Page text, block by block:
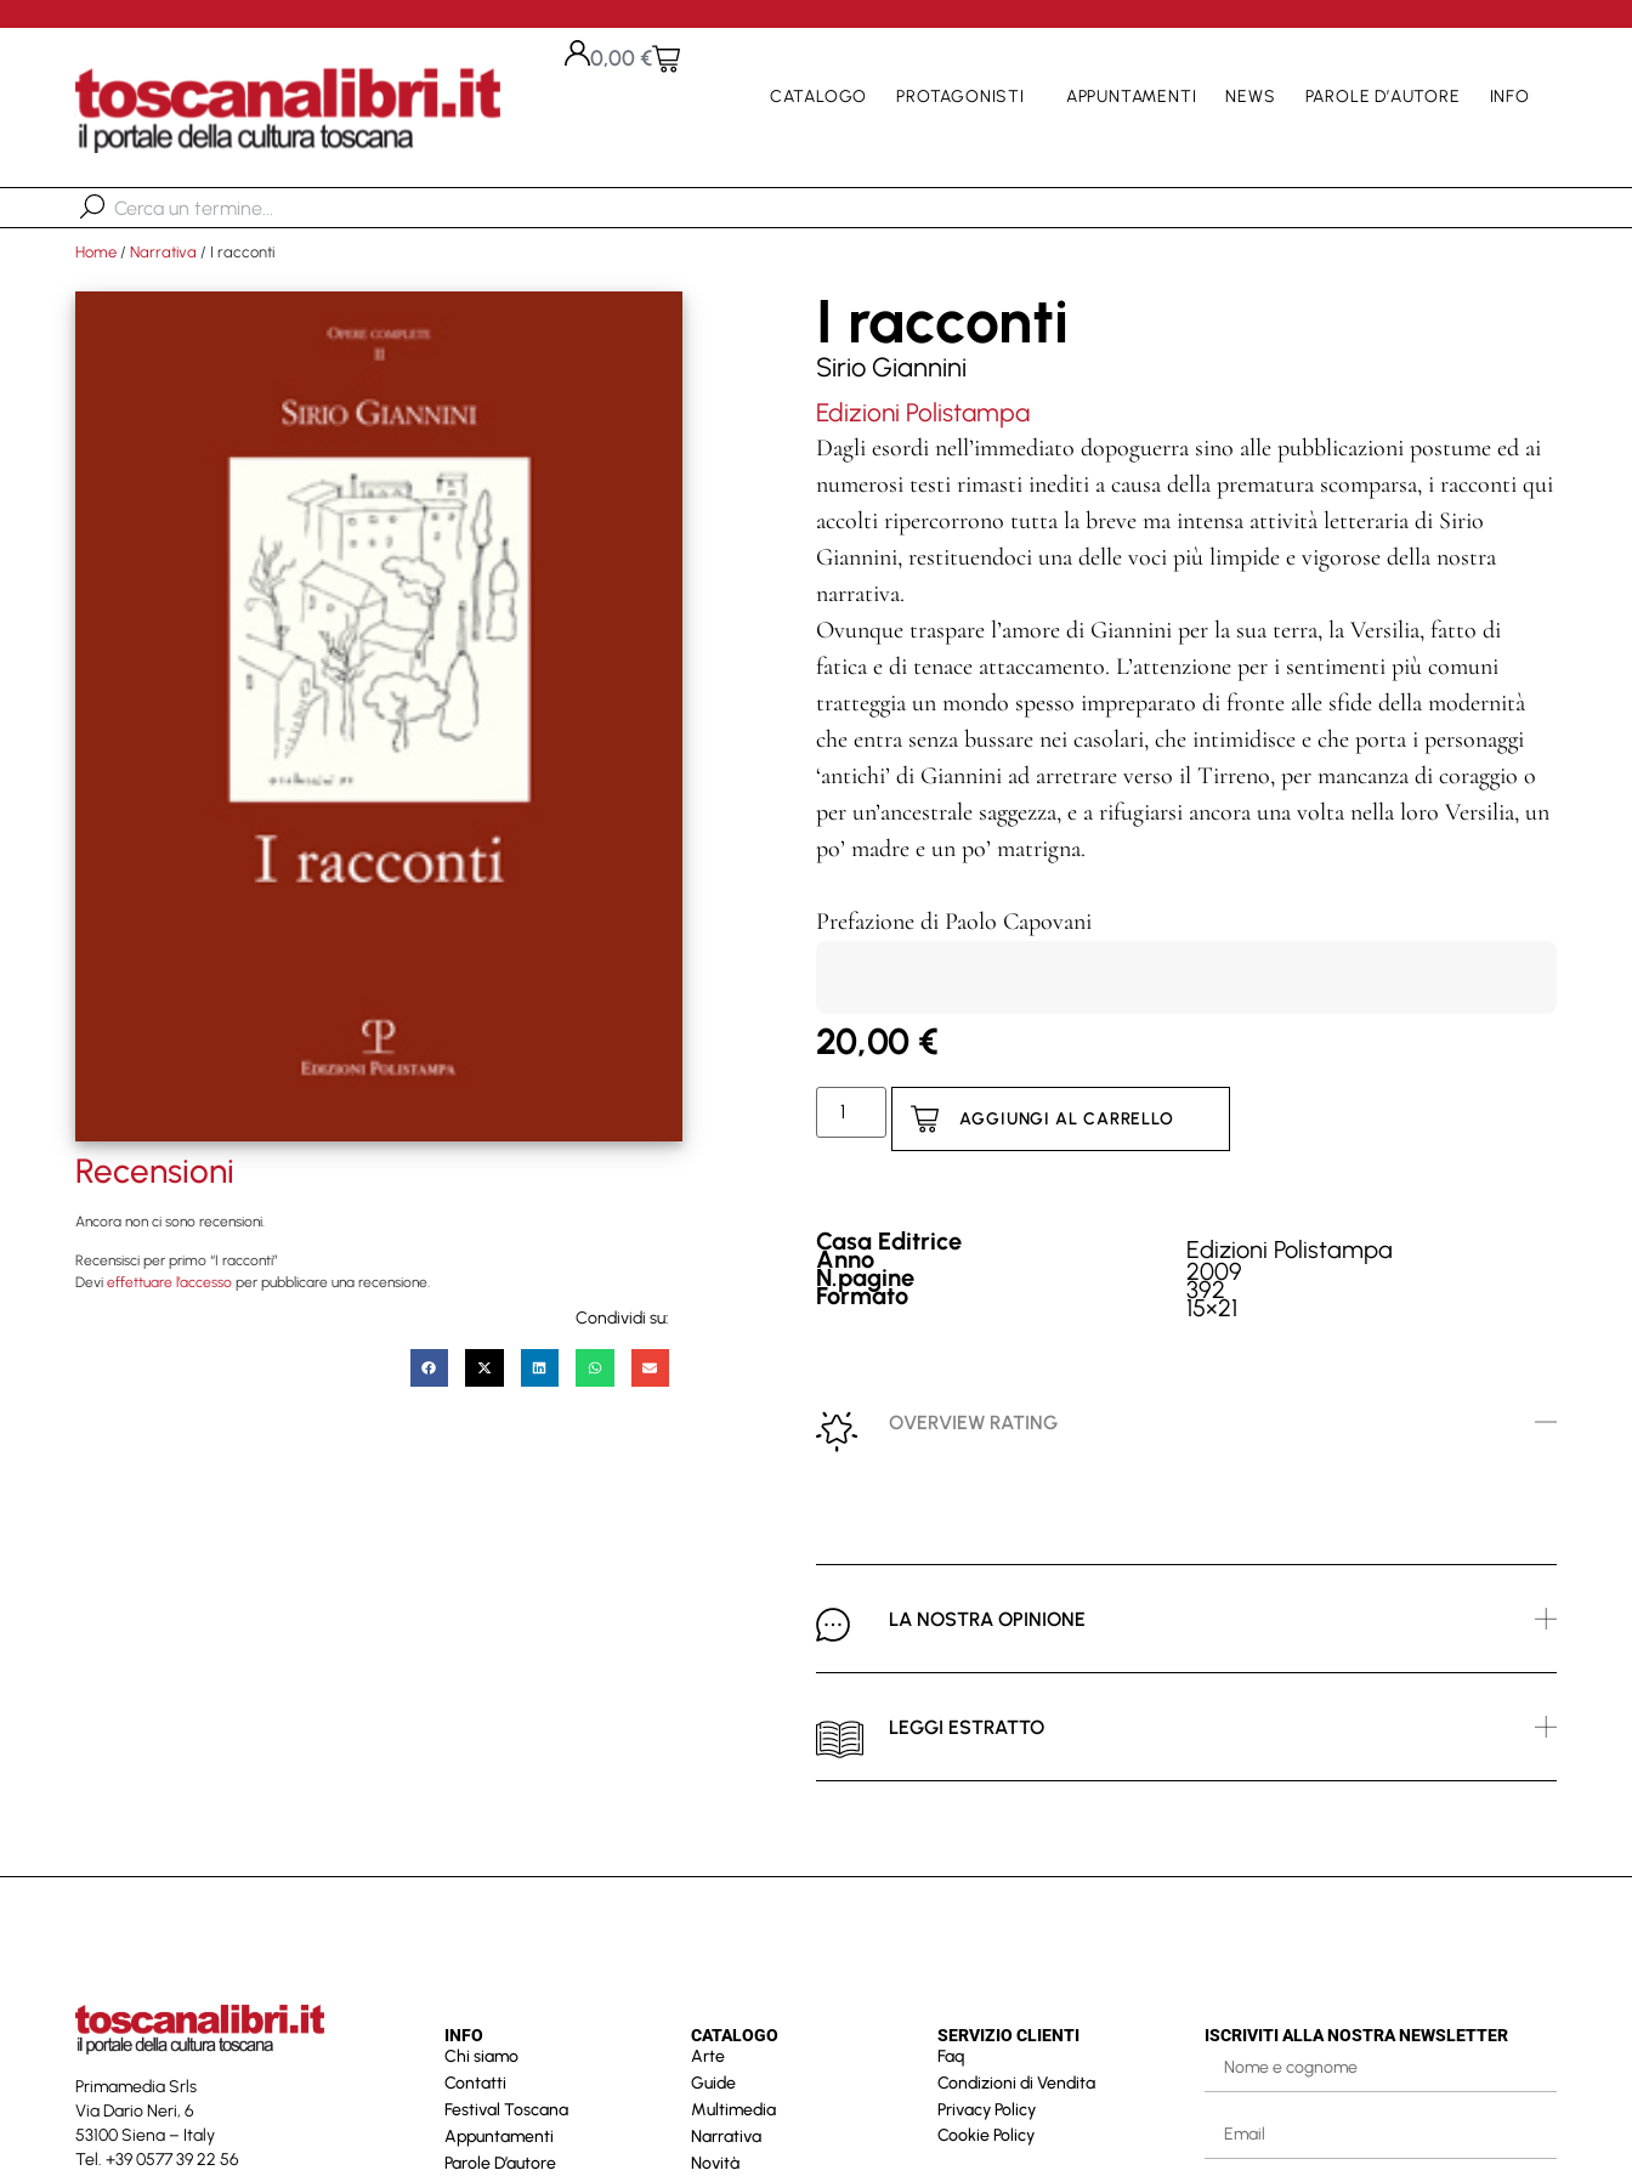
0,00€
CATALOGO PROTAGONISTI APPUNTAMENTI NEWS PAROLE D’AUTORE INFO
Home / Narrativa / I racconti
Recensioni
Ancora non ci sono recensioni.
Recensisci per primo “I racconti”
Devi effettuare l’accesso per pubblicare una recensione.
Condividi su:
I racconti
Sirio Giannini
Edizioni Polistampa
Dagli esordi nell’immediato dopoguerra sino alle pubblicazioni postume ed ai
numerosi testi rimasti inediti a causa della prematura scomparsa, i racconti qui
accolti ripercorrono tutta la breve ma intensa attività letteraria di Sirio
Giannini, restituendoci una delle voci più limpide e vigorose della nostra
narrativa.
Ovunque traspare l’amore di Giannini per la sua terra, la Versilia, fatto di
fatica e di tenace attaccamento. L’attenzione per i sentimenti più comuni
tratteggia un mondo spesso impreparato di fronte alle sfide della modernità
che entra senza bussare nei casolari, che intimidisce e che porta i personaggi
‘antichi’ di Giannini ad arretrare verso il Tirreno, per mancanza di coraggio o
per un’ancestrale saggezza, e a rifugiarsi ancora una volta nella loro Versilia, un
po’ madre e un po’ matrigna.
Prefazione di Paolo Capovani
20,00 €
AGGIUNGI AL CARRELLO
Casa Editrice Edizioni Polistampa
Anno 2009
N.pagine 392
Formato 15×21
OVERVIEW RATING
LA NOSTRA OPINIONE
LEGGI ESTRATTO
Primamedia Srls
Via Dario Neri, 6
53100 Siena – Italy
Tel. +39 0577 39 22 56
INFO
Chi siamo
Contatti
Festival Toscana
Appuntamenti
Parole D’autore
CATALOGO
Arte
Guide
Multimedia
Narrativa
Novità
SERVIZIO CLIENTI
Faq
Condizioni di Vendita
Privacy Policy
Cookie Policy
ISCRIVITI ALLA NOSTRA NEWSLETTER